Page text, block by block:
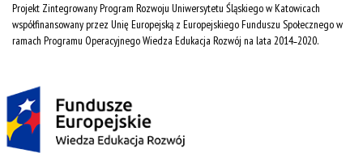
Projekt Zintegrowany Program Rozwoju Uniwersytetu Śląskiego w Katowicach
współfinansowany przez Unię Europejską z Europejskiego Funduszu Społecznego w
ramach Programu Operacyjnego Wiedza Edukacja Rozwój na lata 2014˗2020.